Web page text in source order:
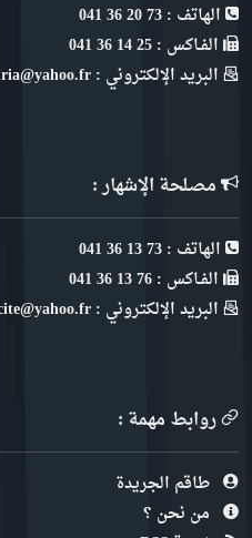
الهاتف : 73 20 36 041
الفـاكس : 25 14 36 041
البريد الإلكتروني : djoumhouria@yahoo.fr
مصلحة الإشهار :
الهاتف : 73 13 36 041
الفـاكس : 76 13 36 041
البريد الإلكتروني : djoumhouriapublicite@yahoo.fr
روابط مهمة :
طاقم الجريدة
من نحن ؟